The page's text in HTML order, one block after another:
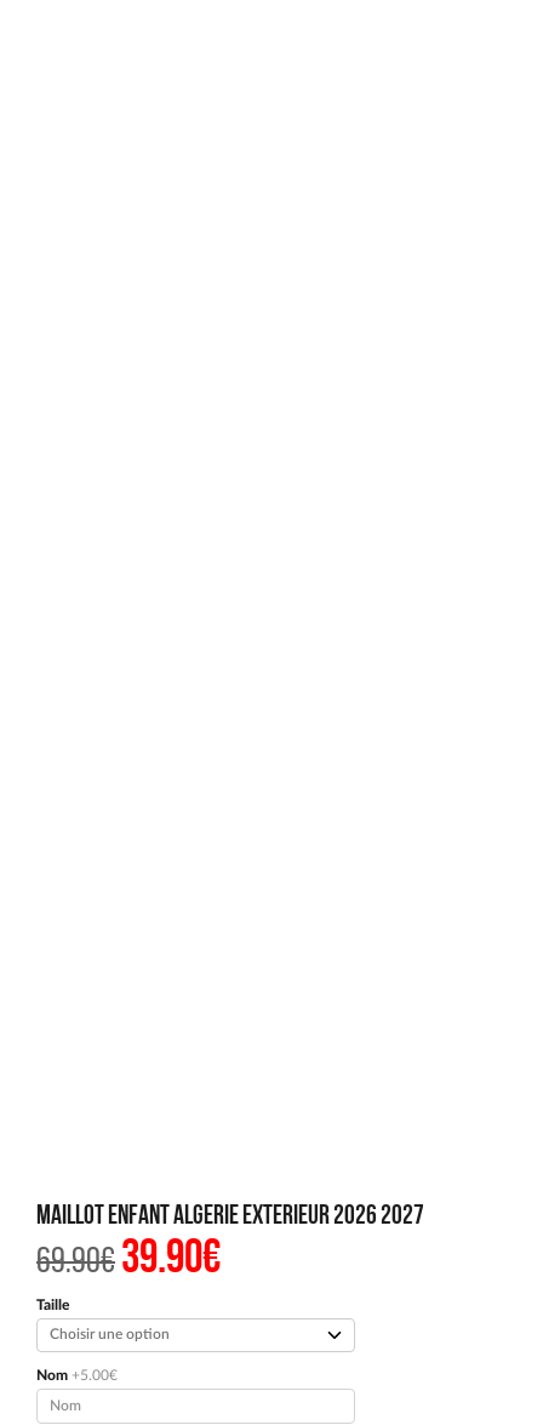
Maillot Enfant Algerie Exterieur 2026 2027
69.90€Le
prix
était :
69.90€.
39.90€Le
prix
est :
39.90€.
Taille
Nom +5.00€